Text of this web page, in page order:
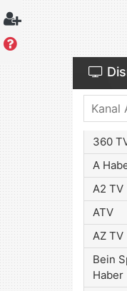
360
A
A2 TV
ATV
AZ TV
Bein
Haber